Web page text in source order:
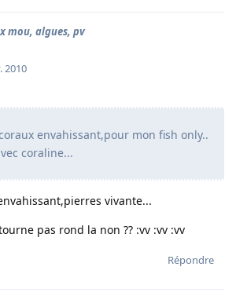
mou, algues, pv
2010
envahissant,pour mon fish only..
coraline...
vivante...
pas rond la non ?? :vv :vv :vv
Répondre